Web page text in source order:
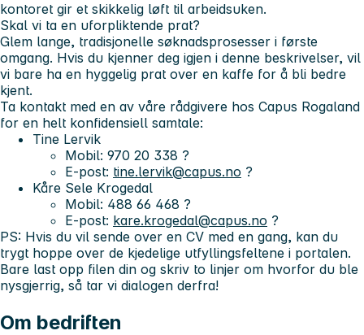
kontoret gir et skikkelig løft til arbeidsuken.
Skal vi ta en uforpliktende prat?
Glem lange, tradisjonelle søknadsprosesser i første
omgang. Hvis du kjenner deg igjen i denne beskrivelser, vil
vi bare ha en hyggelig prat over en kaffe for å bli bedre
kjent.
Ta kontakt med en av våre rådgivere hos Capus Rogaland
for en helt konfidensiell samtale:
Tine Lervik
Mobil: 970 20 338 ?
E-post: tine.lervik@capus.no ?
Kåre Sele Krogedal
Mobil: 488 66 468 ?
E-post: kare.krogedal@capus.no ?
PS: Hvis du vil sende over en CV med en gang, kan du
trygt hoppe over de kjedelige utfyllingsfeltene i portalen.
Bare last opp filen din og skriv to linjer om hvorfor du ble
nysgjerrig, så tar vi dialogen derfra!
Om bedriften